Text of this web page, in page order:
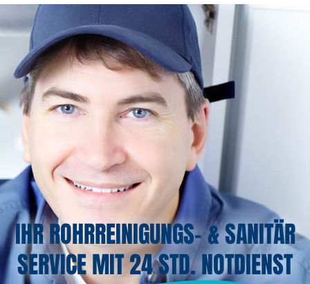
IHR ROHRREINIGUNGS- & SANITÄR
SERVICE MIT 24 STD. NOTDIENST